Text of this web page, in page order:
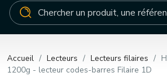
Accueil Lecteurs Lecteurs filaires
1200g - lecteur codes-barres Filaire 1D